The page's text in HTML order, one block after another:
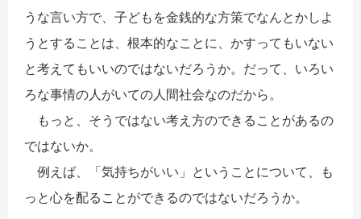
うな言い方で、子どもを金銭的な方策でなんとかしよ
うとすることは、根本的なことに、かすってもいない
と考えてもいいのではないだろうか。だって、いろい
ろな事情の人がいての人間社会なのだから。
もっと、そうではない考え方のできることがあるの
ではないか。
例えば、「気持ちがいい」ということについて、も
っと心を配ることができるのではないだろうか。